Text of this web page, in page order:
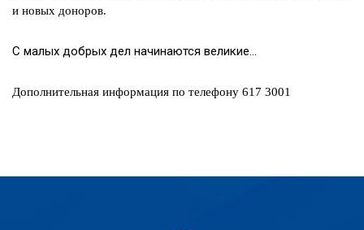
и новых доноров.
С малых добрых дел начинаются великие…
Дополнительная информация по телефону 617 3001